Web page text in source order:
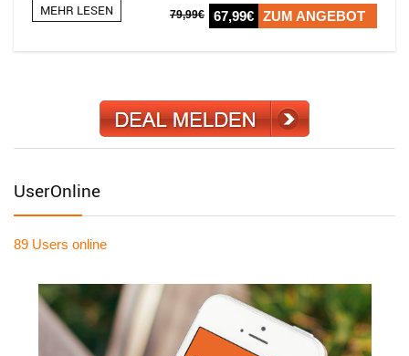
MEHR LESEN 79,99€ 67,99€ ZUM ANGEBOT
UserOnline
89 Users online